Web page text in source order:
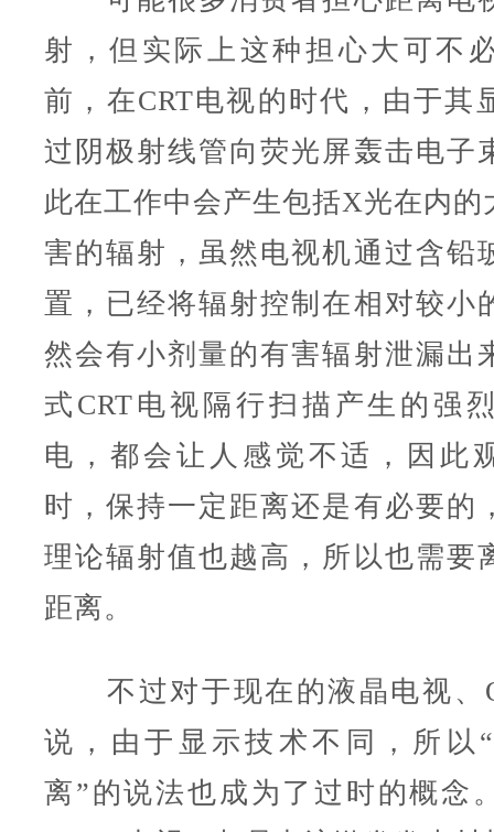
射，但实际上这种担心大可不
前，在CRT电视的时代，由于其
过阴极射线管向荧光屏轰击电子
此在工作中会产生包括X光在内的
害的辐射，虽然电视机通过含铅
置，已经将辐射控制在相对较小
然会有小剂量的有害辐射泄漏出
式CRT电视隔行扫描产生的强
电，都会让人感觉不适，因此
时，保持一定距离还是有必要的
理论辐射值也越高，所以也需要
距离。
不过对于现在的液晶电视、
说，由于显示技术不同，所以
离”的说法也成为了过时的概念